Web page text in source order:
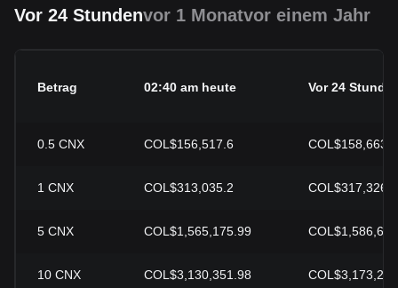
Vor 24 Stundenvor 1 Monatvor einem Jahr
Betrag 02:40 am heute Vor 24
0.5 CNX COL$156,517.6
1 CNX COL$313,035.2
5 CNX COL$1,565,175.99
10 CNX COL$3,130,351.98